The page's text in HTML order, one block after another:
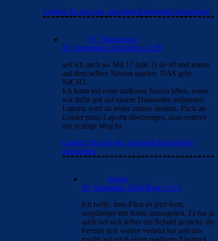
Loggen Sie sich ein, um einen Kommentar abzugeben
FC_Barcelona1
20. September 2024 Beim 12:29
seh ich auch so. Mit 17 (alle 3) so oft und immer
auf dem selben Niveau spielen, DAS geht
NICHT.
Ich kann mit einer titellosen Saison leben, wenn
wir dafür gut auf unsere Diamanten aufpassen.
Laporta wird da leider anders denken. Flick als
Leader muss Laporta überzeugen, dass ersteres
der richtige Weg ist.
Loggen Sie sich ein, um einen Kommentar
abzugeben
marko
20. September 2024 Beim 13:13
Ich hoffe, dass Flick es jetzt lernt,
sorgfältiger mit ihnen umzugehen. Er hat ja
auch bei sich selber die Schuld gesucht, als
Fermin sich wieder verletzt hat und das